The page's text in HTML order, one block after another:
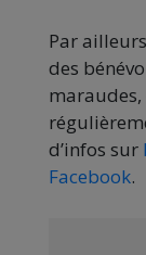
Par
des
d’infos sur
Facebook.